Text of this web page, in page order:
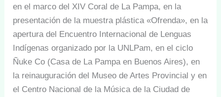
en el marco del XIV Coral de La Pampa, en la
presentación de la muestra plástica «Ofrenda», en la
apertura del Encuentro Internacional de Lenguas
Indígenas organizado por la UNLPam, en el ciclo
Ñuke Co (Casa de La Pampa en Buenos Aires), en
la reinauguración del Museo de Artes Provincial y en
el Centro Nacional de la Música de la Ciudad de